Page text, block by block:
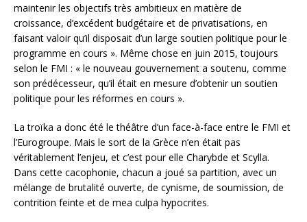
maintenir les objectifs très ambitieux en matière de
croissance, d’excédent budgétaire et de privatisations, en
faisant valoir qu’il disposait d’un large soutien politique pour le
programme en cours ». Même chose en juin 2015, toujours
selon le FMI : « le nouveau gouvernement a soutenu, comme
son prédécesseur, qu’il était en mesure d’obtenir un soutien
politique pour les réformes en cours ».
La troïka a donc été le théâtre d’un face-à-face entre le FMI et
l’Eurogroupe. Mais le sort de la Grèce n’en était pas
véritablement l’enjeu, et c’est pour elle Charybde et Scylla.
Dans cette cacophonie, chacun a joué sa partition, avec un
mélange de brutalité ouverte, de cynisme, de soumission, de
contrition feinte et de mea culpa hypocrites.